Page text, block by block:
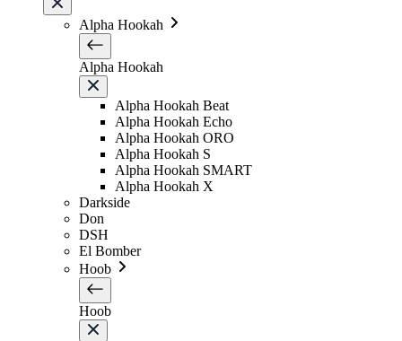
Alpha Hookah
Alpha Hookah
Alpha Hookah Beat
Alpha Hookah Echo
Alpha Hookah ORO
Alpha Hookah S
Alpha Hookah SMART
Alpha Hookah X
Darkside
Don
DSH
El Bomber
Hoob
Hoob